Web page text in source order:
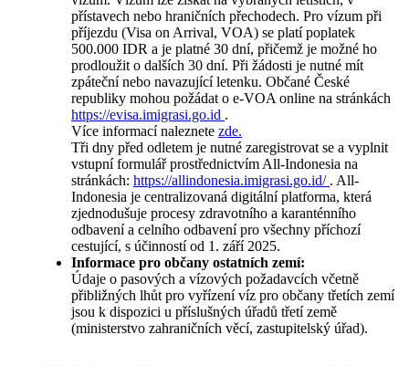
přístavech nebo hraničních přechodech. Pro vízum při
příjezdu (Visa on Arrival, VOA) se platí poplatek
500.000 IDR a je platné 30 dní, přičemž je možné ho
prodloužit o dalších 30 dní. Při žádosti je nutné mít
zpáteční nebo navazující letenku. Občané České
republiky mohou požádat o e-VOA online na stránkách
https://evisa.imigrasi.go.id .
Více informací naleznete zde.
Tři dny před odletem je nutné zaregistrovat se a vyplnit
vstupní formulář prostřednictvím All-Indonesia na
stránkách: https://allindonesia.imigrasi.go.id/ . All-
Indonesia je centralizovaná digitální platforma, která
zjednodušuje procesy zdravotního a karanténního
odbavení a celního odbavení pro všechny příchozí
cestující, s účinností od 1. září 2025.
Informace pro občany ostatních zemí:
Údaje o pasových a vízových požadavcích včetně
přibližných lhůt pro vyřízení víz pro občany třetích zemí
jsou k dispozici u příslušných úřadů třetí země
(ministerstvo zahraničních věcí, zastupitelský úřad).